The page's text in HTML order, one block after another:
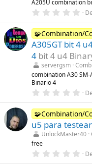
e
l
a
(
s
)
A205U combination
0
0
0
e
s
t
r
e
l
s
)
🧩Combination/
A305GT bit 4
4 bit 4 u4
servergsm
combination A30
Binario 4
0
0
0
e
s
t
l
🧩Combination/
u5 para testear
UnlockMaster40
free
0